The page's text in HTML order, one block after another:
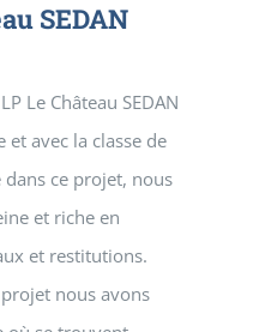
SEDAN
Le Château SEDAN
et avec la classe de
ce projet, nous
et riche en
et restitutions.
nous avons